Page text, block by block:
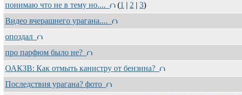
понимаю что не в тему но.... (1 | 2 | 3)
Видео вчерашнего урагана....
опоздал
про парфюм было не?
ОАКЗВ: Как отмыть канистру от бензина?
Последствия урагана? фото